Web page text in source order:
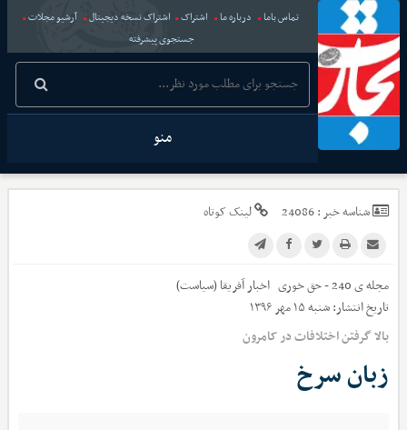
تماس باما درباره ما اشتراک اشتراک نسخه دیجیتال
آرشیو مجلات
جستجوی پیشرفته
منو
شناسه خبر :24086 لینک کوتاه
مجله ی 240 - حق خوری اخبارآفریقا (سیاست)
تاریخ انتشار:شنبه ۱۵ مهر ۱۳۹۶
بالا گرفتن اختلافات در کامرون
زبان سرخ